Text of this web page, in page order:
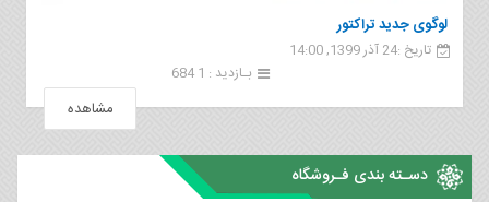
لوگوی جدید تراکتور
تاریخ :24 آذر 1399, 14:00
بـازدید : 1 684
مشاهده
دسـته بندی فـروشگاه